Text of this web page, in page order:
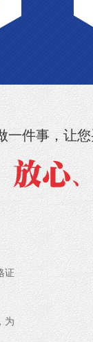
一件事，让
证
为